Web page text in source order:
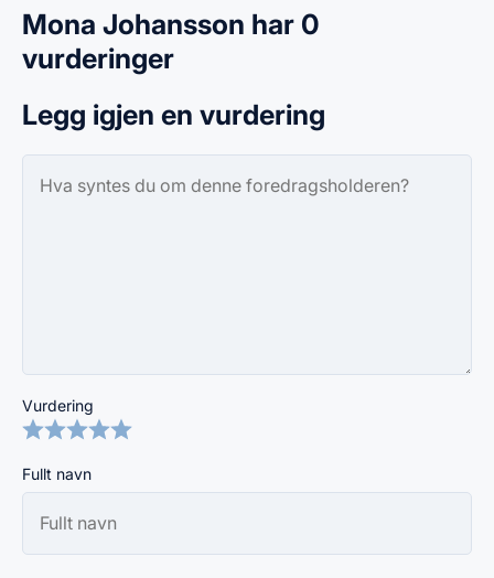
Mona Johansson har 0
vurderinger
Legg igjen en vurdering
Vurdering
Fullt navn